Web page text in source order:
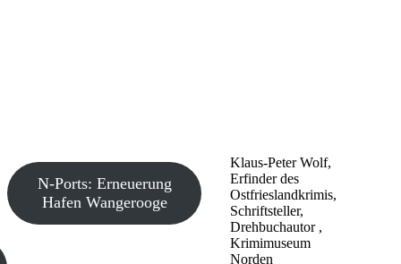
Klaus-Peter Wolf,
Erfinder des
Ostfrieslandkrimis,
Schriftsteller,
Drehbuchautor ,
Krimimuseum
Norden
N-Ports: Erneuerung
Hafen Wangerooge